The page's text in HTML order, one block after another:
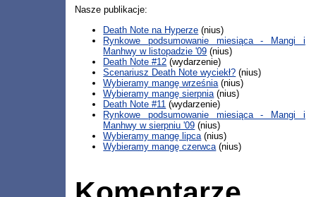
Nasze publikacje:
Death Note na Hyperze (nius)
Rynkowe podsumowanie miesiąca - Mangi i
Manhwy w listopadzie '09 (nius)
Death Note #12 (wydarzenie)
Scenariusz Death Note wyciekł? (nius)
Wybieramy mangę września (nius)
Wybieramy mangę sierpnia (nius)
Death Note #11 (wydarzenie)
Rynkowe podsumowanie miesiąca - Mangi i
Manhwy w sierpniu '09 (nius)
Wybieramy mangę lipca (nius)
Wybieramy mangę czerwca (nius)